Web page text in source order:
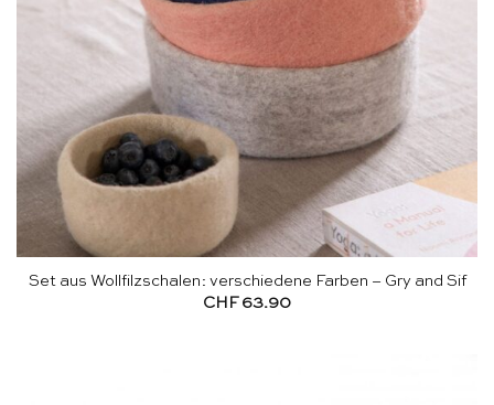
Set aus Wollfilzschalen: verschiedene Farben – Gry and Sif
CHF63.90